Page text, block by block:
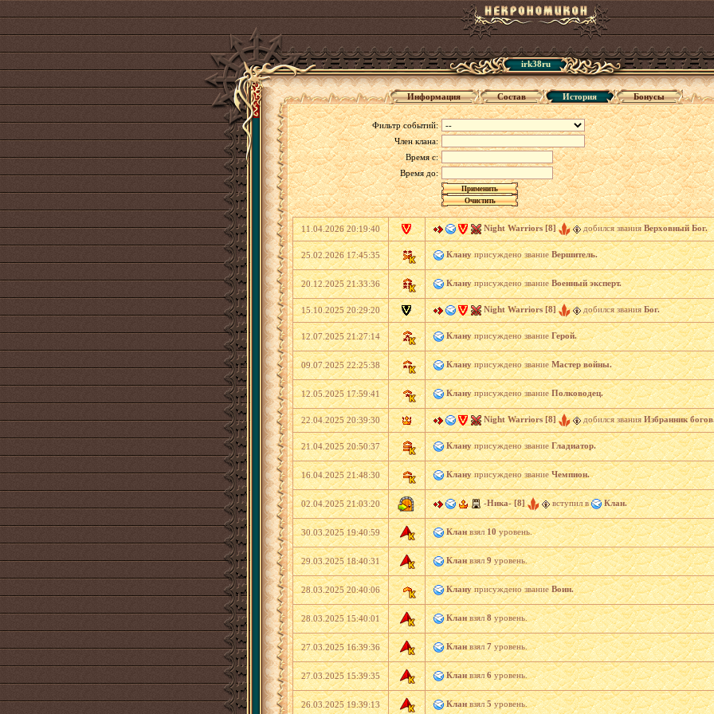
irk38ru
Информация Состав История Бонусы
Фильтр событий:
Член клана:
Время с:
Время до:
11.04.2026 20:19:40 Night Warriors [8] добился званияВерховный Бог.
25.02.2026 17:45:35 Клануприсуждено званиеВершитель.
20.12.2025 21:33:36 Клануприсуждено званиеВоенный эксперт.
15.10.2025 20:29:20 Night Warriors [8] добился званияБог.
12.07.2025 21:27:14 Клануприсуждено званиеГерой.
09.07.2025 22:25:38 Клануприсуждено званиеМастер войны.
12.05.2025 17:59:41 Клануприсуждено званиеПолководец.
22.04.2025 20:39:30 Night Warriors [8] добился званияИзбранник
21.04.2025 20:50:37 Клануприсуждено званиеГладиатор.
16.04.2025 21:48:30 Клануприсуждено званиеЧемпион.
02.04.2025 21:03:20 -Ника- [8] вступил в Клан.
30.03.2025 19:40:59 Кланвзял10уровень.
29.03.2025 18:40:31 Кланвзял9уровень.
28.03.2025 20:40:06 Клануприсуждено званиеВоин.
28.03.2025 15:40:01 Кланвзял8уровень.
27.03.2025 16:39:36 Кланвзял7уровень.
27.03.2025 15:39:35 Кланвзял6уровень.
26.03.2025 19:39:13 Кланвзял5уровень.